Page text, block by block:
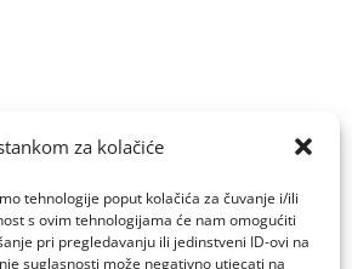
za kolačiće
tehnologije poput kolačića za čuvanje i/ili
s ovim tehnologijama će nam omogućiti
pri pregledavanju ili jedinstveni ID-ovi na
suglasnosti može negativno utjecati na